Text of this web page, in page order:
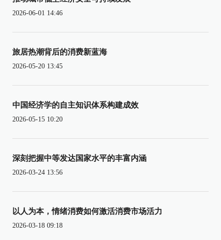
2026-06-01 14:46
旅居热潮背后的消费新蓝海
2026-05-20 13:45
中国经济学的自主知识体系构建成效
2026-05-15 10:20
深刻把握中等发达国家水平的丰富内涵
2026-03-24 13:56
以人为本，情绪消费如何激活消费市场活力
2026-03-18 09:18